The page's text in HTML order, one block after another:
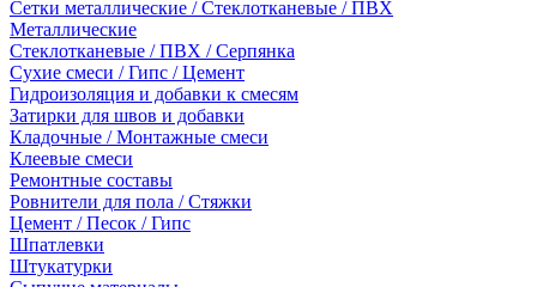
Сетки металлические / Стеклотканевые / ПВХ
Металлические
Стеклотканевые / ПВХ / Серпянка
Сухие смеси / Гипс / Цемент
Гидроизоляция и добавки к смесям
Затирки для швов и добавки
Кладочные / Монтажные смеси
Клеевые смеси
Ремонтные составы
Ровнители для пола / Стяжки
Цемент / Песок / Гипс
Шпатлевки
Штукатурки